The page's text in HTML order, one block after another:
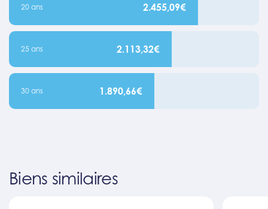
20 ans 2.455,09€
25 ans 2.113,32€
30 ans 1.890,66€
Biens similaires